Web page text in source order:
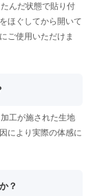
んだ状態で貼り付
ほぐしてから開いて
ご使用いただけま
工が施された生地
により実際の体感に
？